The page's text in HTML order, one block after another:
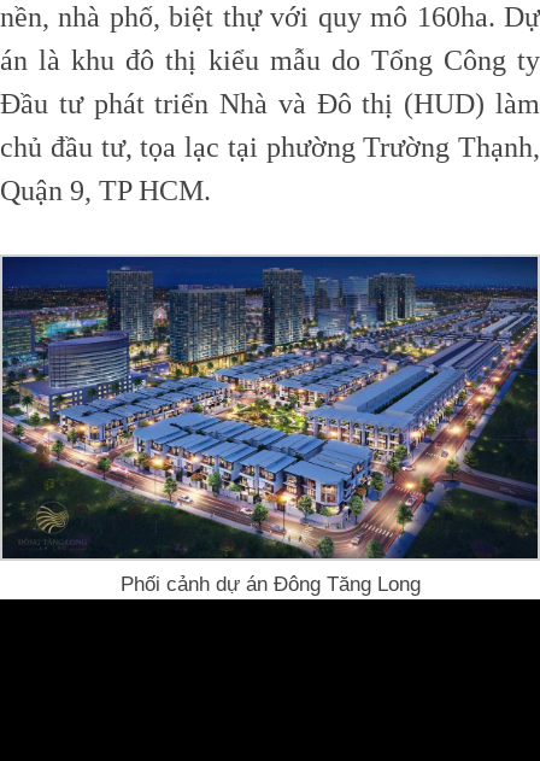
nền, nhà phố, biệt thự với quy mô 160ha. Dự
án là khu đô thị kiểu mẫu do Tổng Công ty
Đầu tư phát triển Nhà và Đô thị (HUD) làm
chủ đầu tư, tọa lạc tại phường Trường Thạnh,
Quận 9, TP HCM.
Phối cảnh dự án Đông Tăng Long